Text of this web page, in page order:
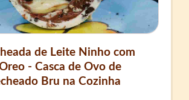
de Leite Ninho com
- Casca de Ovo de
Bru na Cozinha